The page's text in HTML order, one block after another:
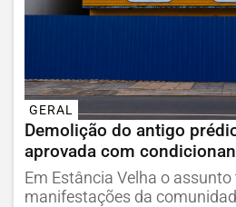
GERAL
Demolição do antigo
aprovada com
Em Estância Velha o
manifestações da